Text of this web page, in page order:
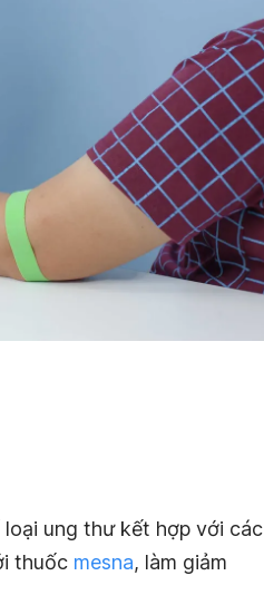
ung thư kết hợp với các
thuốc mesna, làm giảm